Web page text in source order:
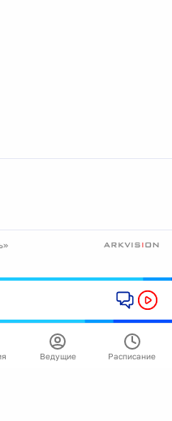
Ведущие Расписание